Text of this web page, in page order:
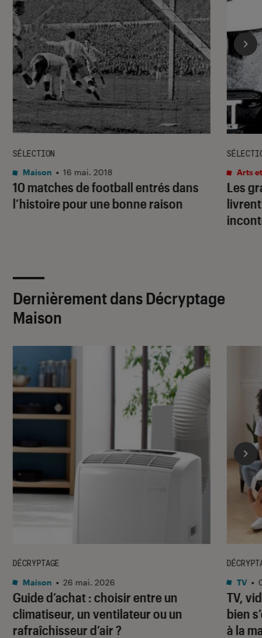
10 matches de football entrés dans
l’histoire pour une bonne raison
SÉLECTION
Maison • 16 mai. 2018
Les
Arts
Dernièrement dans Décryptage
Maison
Guide d’achat : choisir entre un
climatiseur, un ventilateur ou un
rafraîchisseur d’air ?
DÉCRYPTAGE
Maison • 26 mai. 2026
TV,
bien
à la
TV •